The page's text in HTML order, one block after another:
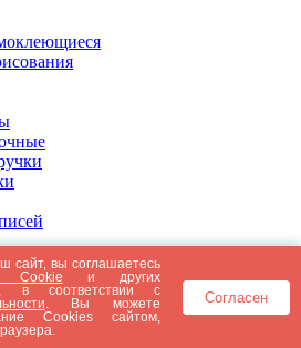
рублей
рублей
рублей
рублей
рублей
сайт, вы соглашаетесь
Cookie и других
в соответствии с
. Вы можете
Cookies сайтом,
Согласен